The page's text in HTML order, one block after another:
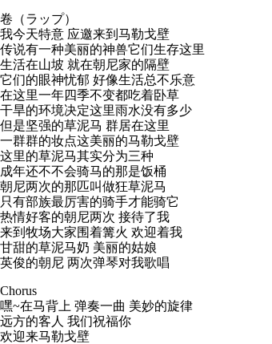
卷（ラップ）
我今天特意 应邀来到马勒戈壁
传说有一种美丽的神兽它们生存这里
生活在山坡 就在朝尼家的隔壁
它们的眼神忧郁 好像生活总不乐意
在这里一年四季不变都吃着卧草
干旱的环境决定这里雨水没有多少
但是坚强的草泥马 群居在这里
一群群的妆点这美丽的马勒戈壁
这里的草泥马其实分为三种
成年还不不会骑马的那是饭桶
朝尼两次的那匹叫做狂草泥马
只有部族最厉害的骑手才能骑它
热情好客的朝尼两次 接待了我
来到牧场大家围着篝火 欢迎着我
甘甜的草泥马奶 美丽的姑娘
英俊的朝尼 两次弹琴对我歌唱
Chorus
嘿~在马背上 弹奏一曲 美妙的旋律
远方的客人 我们祝福你
欢迎来马勒戈壁